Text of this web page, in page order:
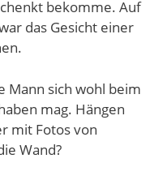
bekomme. Auf
das Gesicht einer
Mann sich wohl beim
mag. Hängen
mit Fotos von
Wand?